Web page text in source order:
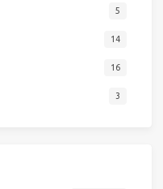
5
14
16
3